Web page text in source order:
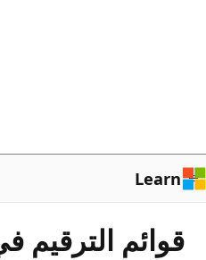
Learn
قوائم الترقيم